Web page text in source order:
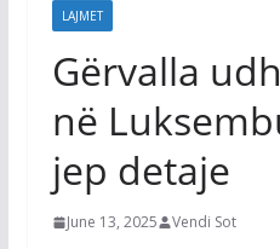
LAJMET
Gërvalla
në
jep detaje
June 13, 2025 Vendi Sot